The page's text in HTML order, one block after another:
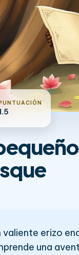
valiente erizo
una